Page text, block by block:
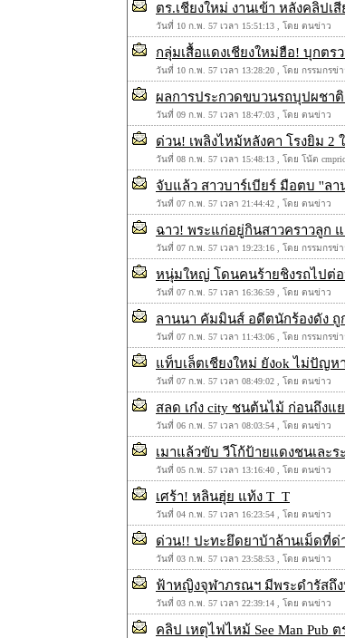
ตร.เชียงใหม่ งานเข้า หลังคลิปเ
วันที่ 10 ก.พ. 57 เวลา 15:51:13 , โดย ตนข่าว
กลุ่มเสื้อแดงเชียงใหม่ฮือ! บุกตร
วันที่ 10 ก.พ. 57 เวลา 13:28:20 , โดย กรรมกรข่า
ผลการประกวดขบวนรถบุปผชา
วันที่ 09 ก.พ. 57 เวลา 18:47:03 , โดย ตนข่าว
ด่วน! เพลิงไหม้หลังคา‬ โรงยิม 2
วันที่ 08 ก.พ. 57 เวลา 15:48:13 , โดย โน้ต
จับแล้ว สาวบาร์เบียร์ มือตบ ''ล
วันที่ 07 ก.พ. 57 เวลา 21:44:42 , โดย ตนข่าว
ฉาว! พระแก่อยู่กินสาวคราวลูก
วันที่ 07 ก.พ. 57 เวลา 19:23:16 , โดย กรรมกรข่า
หนุ่มใหญ่ โดนคนร้ายชิงรถไปต่อ
วันที่ 07 ก.พ. 57 เวลา 16:36:59 , โดย ตนข่าว
ลานนา คัมมินส์ อดีตนักร้องดัง
วันที่ 07 ก.พ. 57 เวลา 11:43:06 , โดย กรรมกรข่า
แท็บเล็ตเชียงใหม่ ยังok ไม่ปัญห
วันที่ 07 ก.พ. 57 เวลา 08:49:02 , โดย ตนข่าว
สลด เก๋ง city ชนต้นไม้ ก่อนถึงแ
วันที่ 06 ก.พ. 57 เวลา 08:03:54 , โดย ตนข่าว
เมาแล้วขับ วีโก้ป้ายแดงชนเละ
วันที่ 05 ก.พ. 57 เวลา 13:16:40 , โดย ตนข่าว
เศร้า! หลินฮุ่ย แท้ง T_T
วันที่ 04 ก.พ. 57 เวลา 16:23:54 , โดย ตนข่าว
ด่วน!! ปะทะยึดยาบ้าล้านเม็ดที่
วันที่ 03 ก.พ. 57 เวลา 23:58:53 , โดย ตนข่าว
ฟ้าหญิงจุฬาภรณฯ มีพระดำรัสถึ
วันที่ 03 ก.พ. 57 เวลา 22:39:14 , โดย ตนข่าว
คลิป เหตุไฟไหม้ See Man Pub